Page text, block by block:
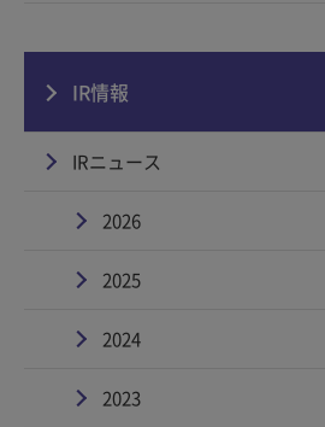
IR情報
IRニュース
2026
2025
2024
2023